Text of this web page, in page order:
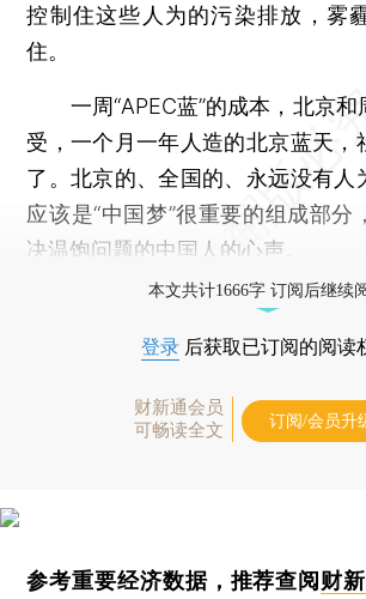
控制住这些人为的污染排放，雾
住。
一周“APEC蓝”的成本，北京和
受，一个月一年人造的北京蓝天，
了。北京的、全国的、永远没有人
应该是“中国梦”很重要的组成部分
决温饱问题的中国人的心声。
本文共计1666字 订阅后继续
登录 后获取已订阅的阅读
财新通会员
可畅读全文
订阅/会员升
参考重要经济数据，推荐查阅 财